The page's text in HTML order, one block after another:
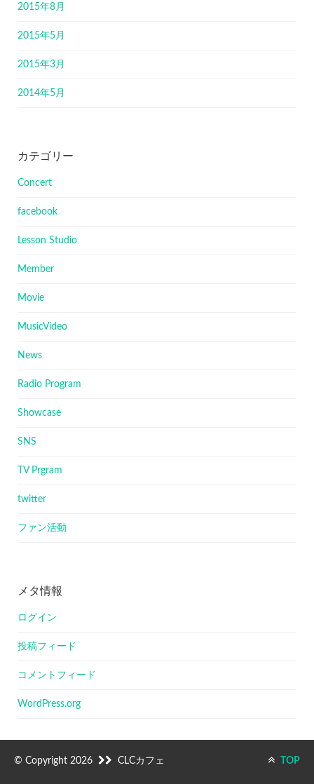
2015年8月
2015年5月
2015年3月
2014年5月
カテゴリー
Concert
facebook
Lesson Studio
Member
Movie
MusicVideo
News
Radio Program
Showcase
SNS
TV Prgram
twitter
ファン活動
メタ情報
ログイン
投稿フィード
コメントフィード
WordPress.org
© Copyright 2026 CLCカフェ TOP